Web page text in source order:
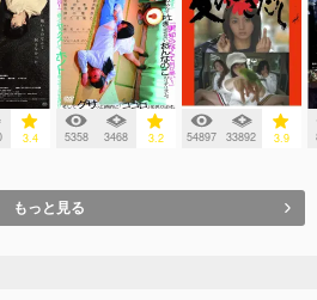
3.4 5358 3468 3.2 54897 33892 3.9
もっと見る